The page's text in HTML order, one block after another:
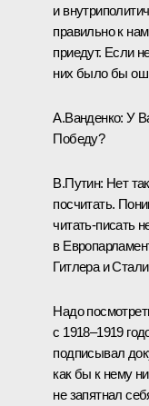
и
правильно к
приедут. Если
них было бы
А.Ванденко:У
Победу?
В.Путин: Нет
посчитать.
читать-писать
в
Гитлера и
Надо
с 1918–1919
подписывал
как бы к нему
не запятнал